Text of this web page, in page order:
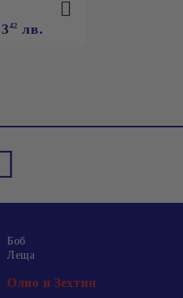
342 лв.
Боб
Леща
Олио и Зехтин